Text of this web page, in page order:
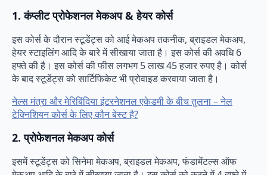
1. कंप्लीट प्रोफेशनल मेकअप & हेयर कोर्स
इस कोर्स के दौरान स्टूडेंट्स को आई मेकअप तकनीक, ब्राइडल मेकअप,
हेयर स्टाइलिंग आदि के बारे में सीखाया जाता है। इस कोर्स की अवधि 6
हफ्ते की है। इस कोर्स की फीस लगभग 5 लाख 45 हजार रुपए है। कोर्स
के बाद स्टूडेंट्स को सार्टिफिकेट भी प्रोवाइड करवाया जाता है।
नेल्स मंत्रा और मेरिबिंदिया इंटरनेशनल एकेडमी के बीच तुलना – नेल
टेक्निशियन कोर्स के लिए कौन बेस्ट है?
2.प्रोफेशनल मेकअप कोर्स
इसमें स्टूडेंट्स को सिनेमा मेकअप, ब्राइडल मेकअप, फंडामेंटल्स ऑफ